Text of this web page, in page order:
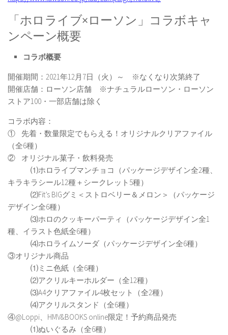
「ホロライブ×ローソン」コラボキャ
ンペーン概要
コラボ概要
開催期間：2021年12月7日（火）～ ※なくなり次第終了
開催店舗：ローソン店舗 ※ナチュラルローソン・ローソン
ストア100・一部店舗は除く
コラボ内容：
① 先着・数量限定でもらえる！オリジナルクリアファイル
（全6種）
② オリジナル菓子・飲料発売
⑴ホロライブマンチョコ（パッケージデザイン全2種、
キラキラシール12種＋シークレット5種）
⑵Fit’s BIGグミ＜ストロベリー＆メロン＞（パッケージ
デザイン全6種）
⑶ホロのクッキーパーティ（パッケージデザイン全1
種、イラスト色紙全6種）
⑷ホロライムソーダ（パッケージデザイン全6種）
③オリジナル商品
⑴ミニ色紙（全6種）
⑵アクリルキーホルダー（全12種）
⑶A4クリアファイル4枚セット（全2種）
⑷アクリルスタンド（全6種）
④@Loppi、HMV&BOOKS online限定！予約商品発売
⑴ぬいぐるみ（全6種）